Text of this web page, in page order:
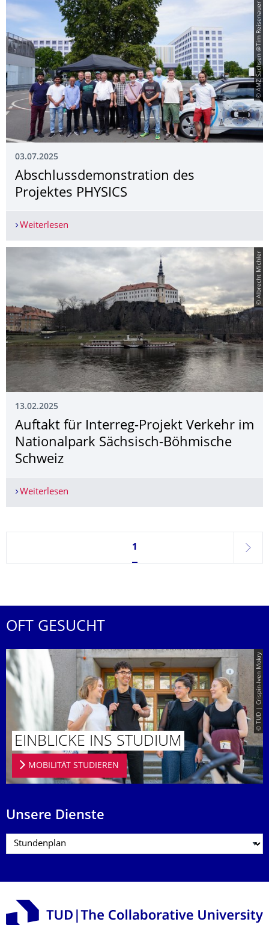
© AMZ Sachsen @Tim Reisenauer
03.07.2025
Abschlussdemons­tration des
Projektes PHYSICS
Weiterlesen
© Albrecht Michler
13.02.2025
Auftakt für Interreg-Projekt Verkehr im
Nationalpark Sächsisch-Böhmische
Schweiz
Weiterlesen
Seite 1, aktuell ausgewählt
1
weiter
OFT GESUCHT
© TUD | Crispin-Iven Mokry
EINBLICKE INS STUDIUM
MOBILITÄT STUDIEREN
Unsere Dienste